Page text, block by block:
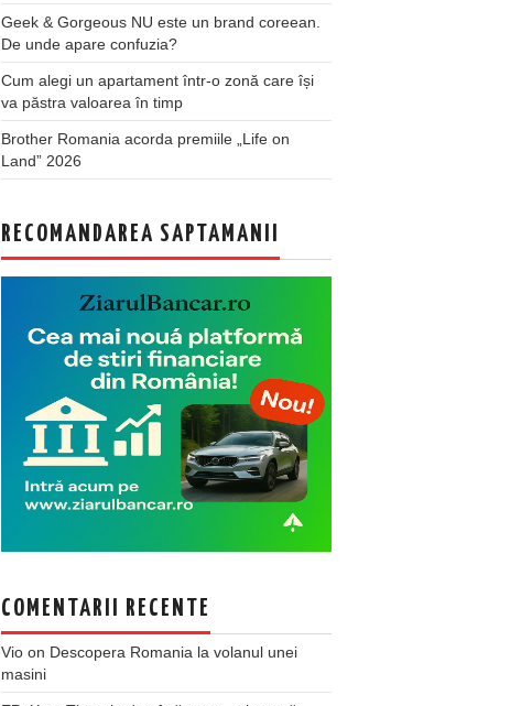
Geek & Gorgeous NU este un brand coreean.
De unde apare confuzia?
Cum alegi un apartament într-o zonă care își
va păstra valoarea în timp
Brother Romania acorda premiile „Life on
Land” 2026
RECOMANDAREA SAPTAMANII
COMENTARII RECENTE
Vio on Descopera Romania la volanul unei
masini